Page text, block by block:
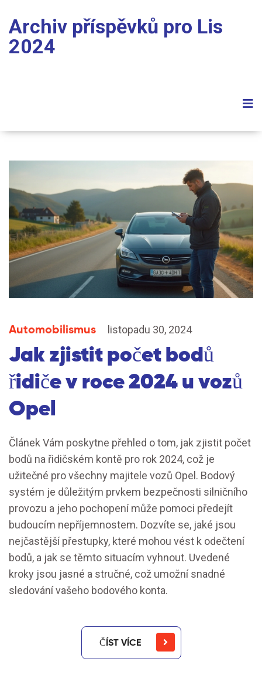
Archiv příspěvků pro Lis
2024
Automobilismus listopadu 30, 2024
Jak zjistit počet bodů
řidiče v roce 2024 u vozů
Opel
Článek Vám poskytne přehled o tom, jak zjistit počet
bodů na řidičském kontě pro rok 2024, což je
užitečné pro všechny majitele vozů Opel. Bodový
systém je důležitým prvkem bezpečnosti silničního
provozu a jeho pochopení může pomoci předejít
budoucím nepříjemnostem. Dozvíte se, jaké jsou
nejčastější přestupky, které mohou vést k odečtení
bodů, a jak se těmto situacím vyhnout. Uvedené
kroky jsou jasné a stručné, což umožní snadné
sledování vašeho bodového konta.
ČÍST VÍCE